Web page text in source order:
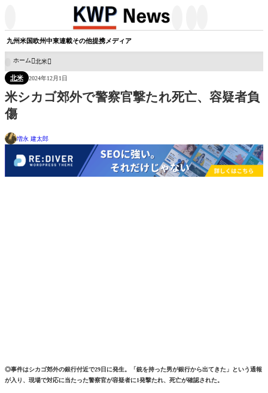
九州米国欧州中東連載その他提携メディア
ホーム 北米
北米 2024年12月1日
米シカゴ郊外で警察官撃たれ死亡、容疑者負
傷
増永 建太郎
◎事件はシカゴ郊外の銀行付近で29日に発生。「銃を持った男が銀行から出てきた」という通報
が入り、現場で対応に当たった警察官が容疑者に1発撃たれ、死亡が確認された。